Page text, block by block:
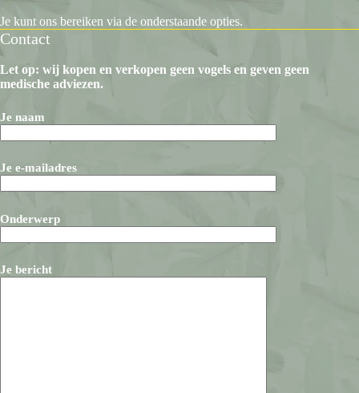
Je kunt ons bereiken via de onderstaande opties.
Contact
Let op: wij kopen en verkopen geen vogels en geven geen
medische adviezen.
Je naam
Je e-mailadres
Onderwerp
Je bericht